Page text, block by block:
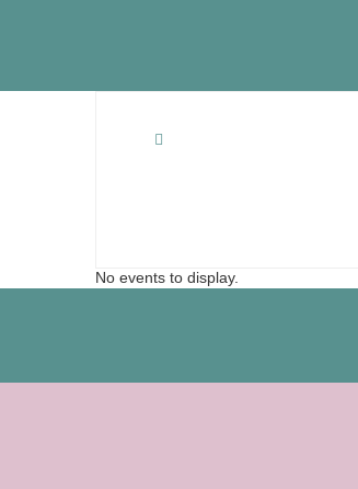
No events to display.